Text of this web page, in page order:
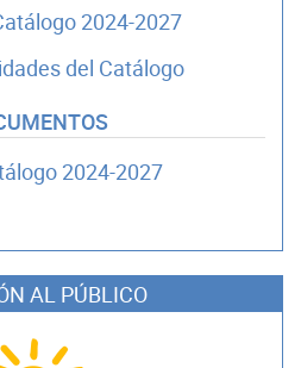
2024-2027
del Catálogo
2024-2027
AL PÚBLICO